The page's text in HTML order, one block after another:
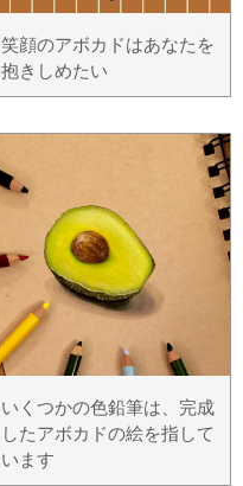
笑顔のアボカドはあなたを
抱きしめたい
いくつかの色鉛筆は、完成
したアボカドの絵を指して
います